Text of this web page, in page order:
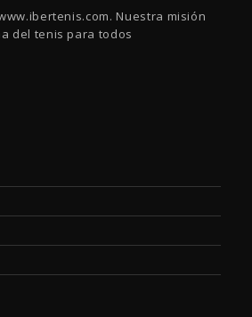
Nuestra misión
del tenis para todos